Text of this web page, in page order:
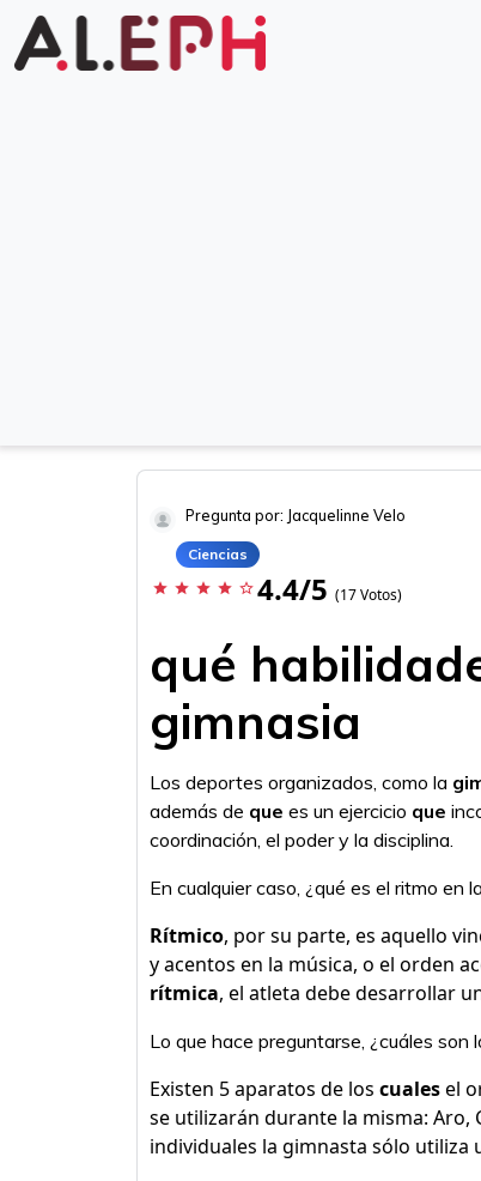
Pregunta por: Jacquelinne Velo
Ciencias
star star star star star_border 4.4/5 (17 Votos)
qué
gimnasia
Los deportes organizados, como la
además de que es un ejercicio que
coordinación, el poder y la disciplina.
En cualquier caso, ¿qué es el ritmo en
Rítmico, por su parte, es aquello
y acentos en la música, o el orden
rítmica, el atleta debe desarrollar
Lo que hace preguntarse, ¿cuáles
Existen 5 aparatos de los cualesel
se utilizarán durante la misma: Aro,
individuales la gimnasta sólo utiliza